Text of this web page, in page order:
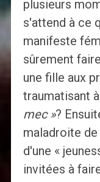
plusieurs
s'attend à ce
manifeste
sûrement
une fille aux
traumatisant à
mec »?
maladroite
d'une «
invitées à